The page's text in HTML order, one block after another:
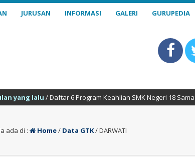
JURUSAN INFORMASI GALERI GURUPEDIA
/ Daftar 6 Program Keahlian SMK Negeri 18 Samarinda :
ada di : Home/ Data GTK/DARWATI